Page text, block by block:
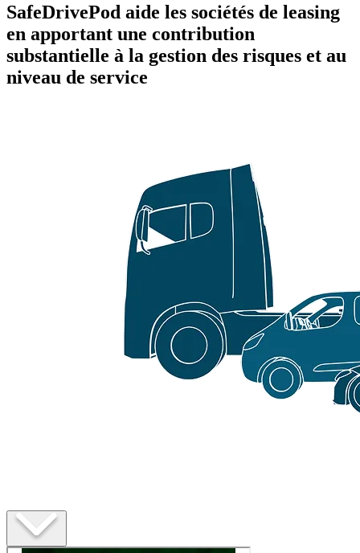
SafeDrivePod aide les sociétés de leasing
en apportant une contribution
substantielle à la gestion des risques et au
niveau de service